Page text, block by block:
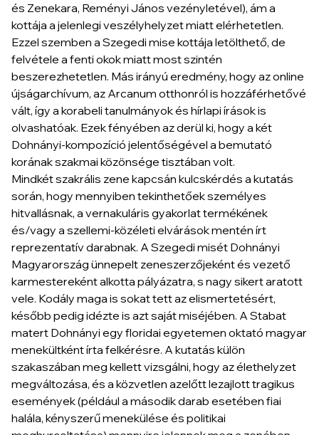
és Zenekara, Reményi János vezényletével), ám a
kottája a jelenlegi veszélyhelyzet miatt elérhetetlen.
Ezzel szemben a Szegedi mise kottája letölthető, de
felvétele a fenti okok miatt most szintén
beszerezhetetlen. Más irányú eredmény, hogy az online
újságarchívum, az Arcanum otthonról is hozzáférhetővé
vált, így a korabeli tanulmányok és hírlapi írások is
olvashatóak. Ezek fényében az derül ki, hogy a két
Dohnányi-kompozíció jelentőségével a bemutató
korának szakmai közönsége tisztában volt.
Mindkét szakrális zene kapcsán kulcskérdés a kutatás
során, hogy mennyiben tekinthetőek személyes
hitvallásnak, a vernakuláris gyakorlat termékének
és/vagy a szellemi-közéleti elvárások mentén írt
reprezentatív darabnak. A Szegedi misét Dohnányi
Magyarország ünnepelt zeneszerzőjeként és vezető
karmestereként alkotta pályázatra, s nagy sikert aratott
vele. Kodály maga is sokat tett az elismertetésért,
később pedig idézte is azt saját miséjében. A Stabat
matert Dohnányi egy floridai egyetemen oktató magyar
menekültként írta felkérésre. A kutatás külön
szakaszában meg kellett vizsgálni, hogy az élethelyzet
megváltozása, és a közvetlen azelőtt lezajlott tragikus
események (például a második darab esetében fiai
halála, kényszerű menekülése és politikai